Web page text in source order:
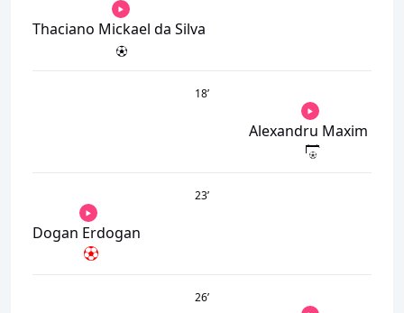
Thaciano Mickael da Silva
18’
Alexandru Maxim
23’
Dogan Erdogan
26’